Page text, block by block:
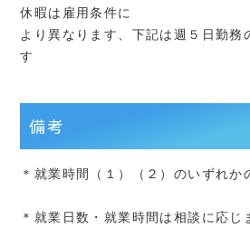
休暇は雇用条件に
より異なります、下記は週５日勤務
す
備考
＊就業時間（１）（２）のいずれか
＊就業日数・就業時間は相談に応じ